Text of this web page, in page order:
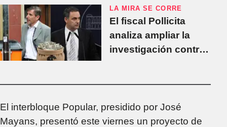
LA MIRA SE CORRE
El fiscal Pollicita
analiza ampliar la
investigación contra
funcionario
El interbloque Popular, presidido por José
Mayans, presentó este viernes un proyecto de